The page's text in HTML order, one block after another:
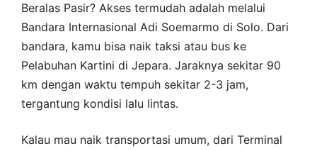
Beralas Pasir? Akses termudah adalah melalui
Bandara Internasional Adi Soemarmo di Solo. Dari
bandara, kamu bisa naik taksi atau bus ke
Pelabuhan Kartini di Jepara. Jaraknya sekitar 90
km dengan waktu tempuh sekitar 2-3 jam,
tergantung kondisi lalu lintas.
Kalau mau naik transportasi umum, dari Terminal